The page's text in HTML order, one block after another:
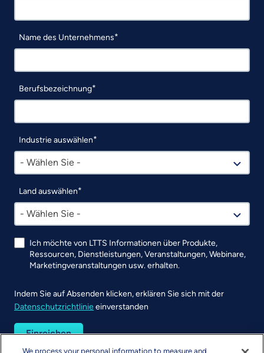
Name des Unternehmens
Berufsbezeichnung
Industrie auswählen
- Wählen Sie -
Land auswählen
- Wählen Sie -
Ich möchte von LTTS Informationen über Produkte,
Ressourcen, Dienstleistungen, Veranstaltungen, Webinare,
Marketingveranstaltungen usw. erhalten.
Indem Sie auf Absenden klicken, erklären Sie sich mit der
Datenschutzrichtlinie einverstanden
UTM
We process your personal information to measure and